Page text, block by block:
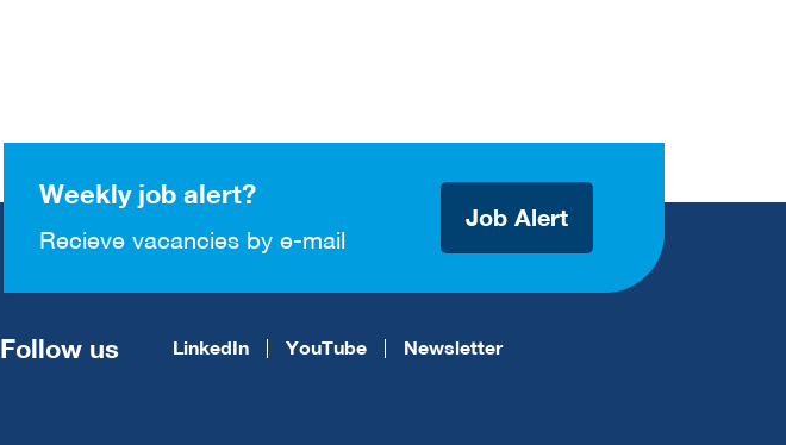
Weekly job alert?
Recieve vacancies by e-mail
Job Alert
Follow us LinkedIn YouTube Newsletter